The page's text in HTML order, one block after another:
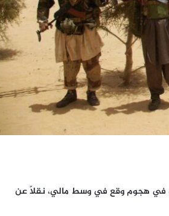
وجرح 10 آخرون، اليوم الأربعاء، في هجوم وقع في وسط مالي، نقلاً عن